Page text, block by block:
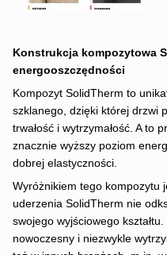
Konstrukcja kompozytowa
energooszczędności
Kompozyt SolidTherm to
szklanego, dzięki której drzwi
trwałość i wytrzymałość. A to
znacznie wyższy poziom
dobrej elastyczności.
Wyróżnikiem tego kompozytu
uderzenia SolidTherm nie
swojego wyjściowego
nowoczesny i niezwykle